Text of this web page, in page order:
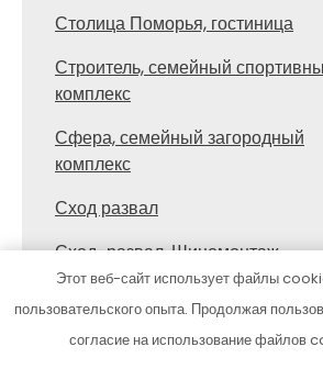
Столица Поморья, гостиница
Строитель, семейный
комплекс
Сфера, семейный загородный
комплекс
Сход развал
Сход-развал, Шиномонтаж
Темерницкий, развлекательный
Этот веб-сайт использует файлы
пользовательского опыта. Продолжая
согласие на использование файлов